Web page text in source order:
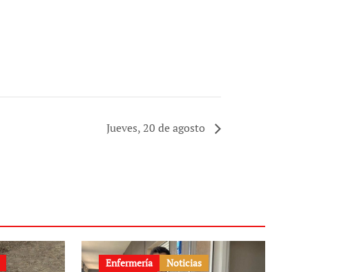
Jueves, 20 de agosto
Enfermería
Noticias